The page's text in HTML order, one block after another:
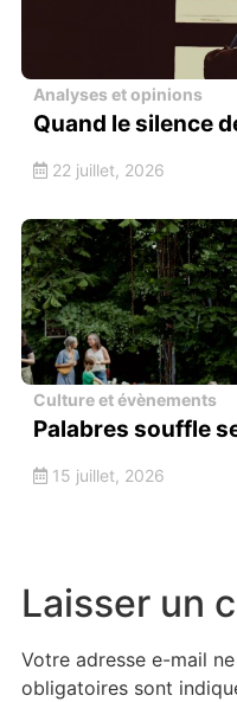
Analyses et opinions
Quand le silence
22 juillet, 2026
Culture et évènements
Palabres souffle
15 juillet, 2026
Laisser un
Votre adresse e-mail
obligatoires sont